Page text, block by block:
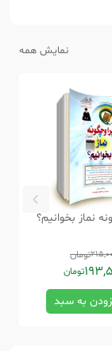
نمایش همه
نماز بخوانیم؟
تومان
تومان
به سبد